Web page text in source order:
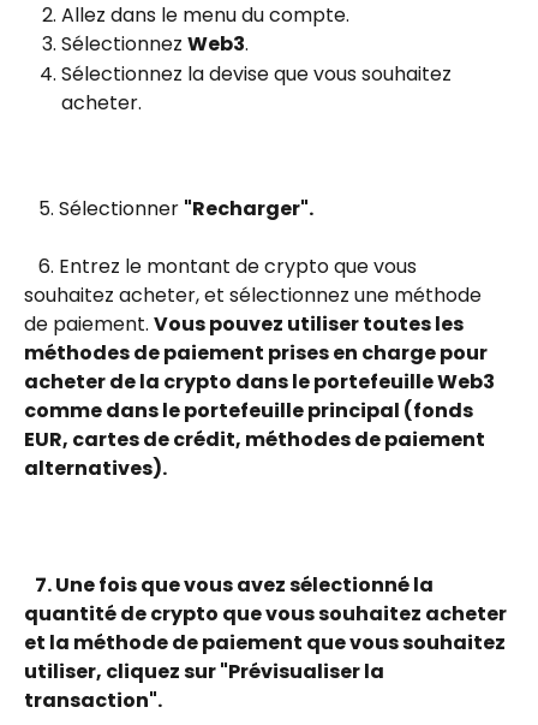
Allez dans le menu du compte.
Sélectionnez Web3.
Sélectionnez la devise que vous souhaitez
acheter.
   5. Sélectionner
"Recharger".
souhaitez acheter, et sélectionnez une méthode
de paiement. Vous pouvez utiliser toutes les
méthodes de paiement prises en charge pour
acheter de la crypto dans le portefeuille Web3
comme dans le portefeuille principal (fonds
EUR, cartes de crédit, méthodes de paiement
alternatives).
quantité de crypto que vous souhaitez acheter
et la méthode de paiement que vous souhaitez
utiliser, cliquez sur "Prévisualiser la
transaction".